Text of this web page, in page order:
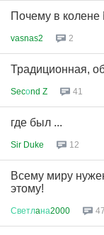
Почему в колене
vasnas2 2
Традиционная,
Secоnd Z 41
где был ...
Sir Duke 12
Всему миру
этому!
Светлaна2000